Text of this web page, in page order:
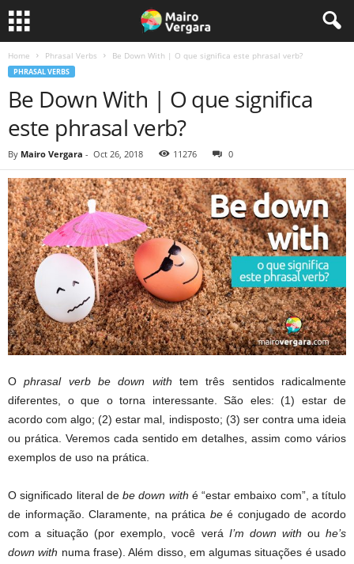
Home Phrasal Verbs Be Down With | O que significa este phrasal verb?
PHRASAL VERBS
Be Down With | O que significa
este phrasal verb?
By Mairo Vergara - Oct 26, 2018 11276 0
Ophrasal verb be down with tem três sentidos radicalmente
diferentes, o que o torna interessante. São eles: (1) estar de
acordo com algo; (2) estar mal, indisposto; (3) ser contra uma ideia
ou prática. Veremos cada sentido em detalhes, assim como vários
exemplos de uso na prática.
O significado literal de be down with é “estar embaixo com”, a título
de informação. Claramente, na prática beé conjugado de acordo
com a situação (por exemplo, você verá I’m down with ouhe’s
down with numa frase). Além disso, em algumas situações é usado